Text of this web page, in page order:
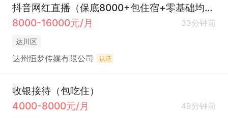
抖音网红直播（保底8000+包住宿+零基础均可+氛围好+）
8000-16000元/月
33分钟前
达川区
达州恒梦传媒有限公司 认证
收银接待（包吃住）
4000-8000元/月
49分钟前